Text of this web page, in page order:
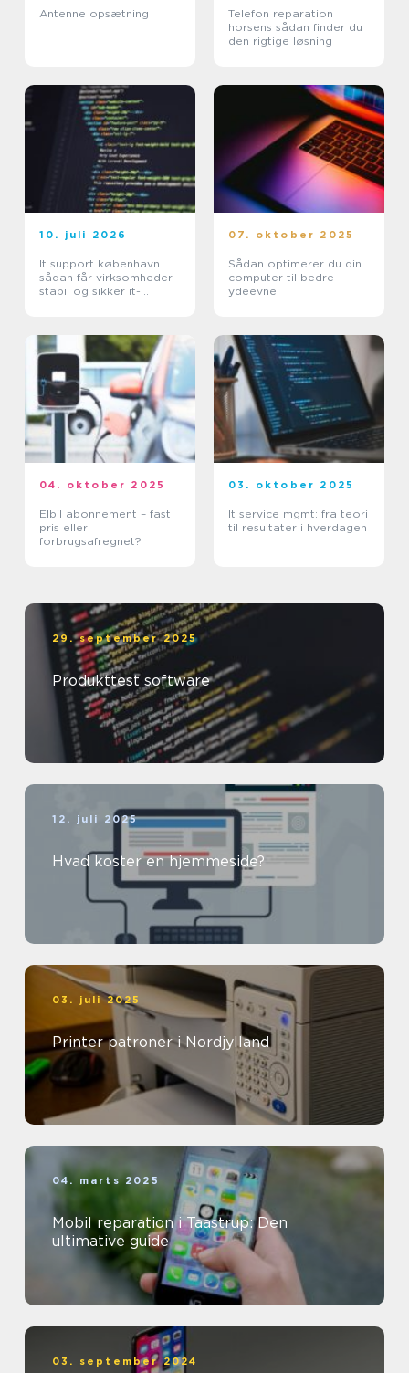
Antenne opsætning
Telefon reparation
horsens sådan finder du
den rigtige løsning
10. juli 2026
It support københavn
sådan får virksomheder
stabil og sikker it-
07. oktober 2025
Sådan optimerer du din
computer til bedre
ydeevne
04. oktober 2025
Elbil abonnement – fast
pris eller
forbrugsafregnet?
03. oktober 2025
It service mgmt: fra teori
til resultater i hverdagen
29. september 2025
Produkttest software
12. juli 2025
Hvad koster en hjemmeside?
03. juli 2025
Printer patroner i Nordjylland
04. marts 2025
Mobil reparation i Taastrup: Den
ultimative guide
03. september 2024